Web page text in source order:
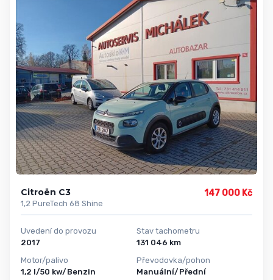
Citroën C3
1,2 PureTech 68 Shine
147 000 Kč
Uvedení do provozu
2017
Motor/palivo
1,2 l/50 kw/Benzin
Stav tachometru
131 046 km
Převodovka/pohon
Manuální/Přední